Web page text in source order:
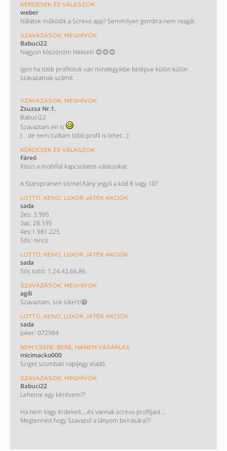
KÉRDÉSEK ÉS VÁLASZOK
weber
Nálatok működik a Screvo app? Semmilyen gombra nem reagál.
SZAVAZÁSOK, MEGHÍVÓK
Babuci22
Nagyon köszönöm Nektek! 😊😊😊
.
Igen ha több profilotok van mindegyikbe belépve külön külön
szavazatnak számít.
/ Most nem műkszik a screvo oldal de majd biztos helyrehozzàk/
SZAVAZÁSOK, MEGHÍVÓK
Zsuzsa Nr.1.
Babuci22
Szavaztam én is
(... de nem tudtam több profil is lehet...)
KÉRDÉSEK ÉS VÁLASZOK
Fáreó
Köszi a mobillal kapcsolatos válaszokat.
A Staropramen sörnél hány jegyű a kód 8 vagy 10?
LOTTÓ, KENO, LUXOR JÁTÉK AKCIÓK
sada
2es: 3.995
3as: 28.195
4es:1.981.225
5ös: nincs
LOTTÓ, KENO, LUXOR JÁTÉK AKCIÓK
sada
5ös lottó: 1,24,42,66,86,
SZAVAZÁSOK, MEGHÍVÓK
agili
Szavaztam, sok sikert!😄
LOTTÓ, KENO, LUXOR JÁTÉK AKCIÓK
sada
Joker: 072984
NEM CSERE-BERE, HANEM VÁSÁRLÁS
micimacko000
Sziget szombati napijegy eladó.
SZAVAZÁSOK, MEGHÍVÓK
Babuci22
Lehetne egy kérésem??
Ha nem Vagy érdekelt....és vannak screvo profiljaid....
Megtennéd hogy Szavazol a lányom beírására??